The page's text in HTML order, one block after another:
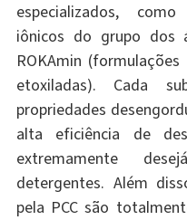
especializados,
iônicos do grupo dos
ROKAmin
etoxiladas). Cada
propriedades
alta eficiência de
extremamente
detergentes. Além
pela PCC são